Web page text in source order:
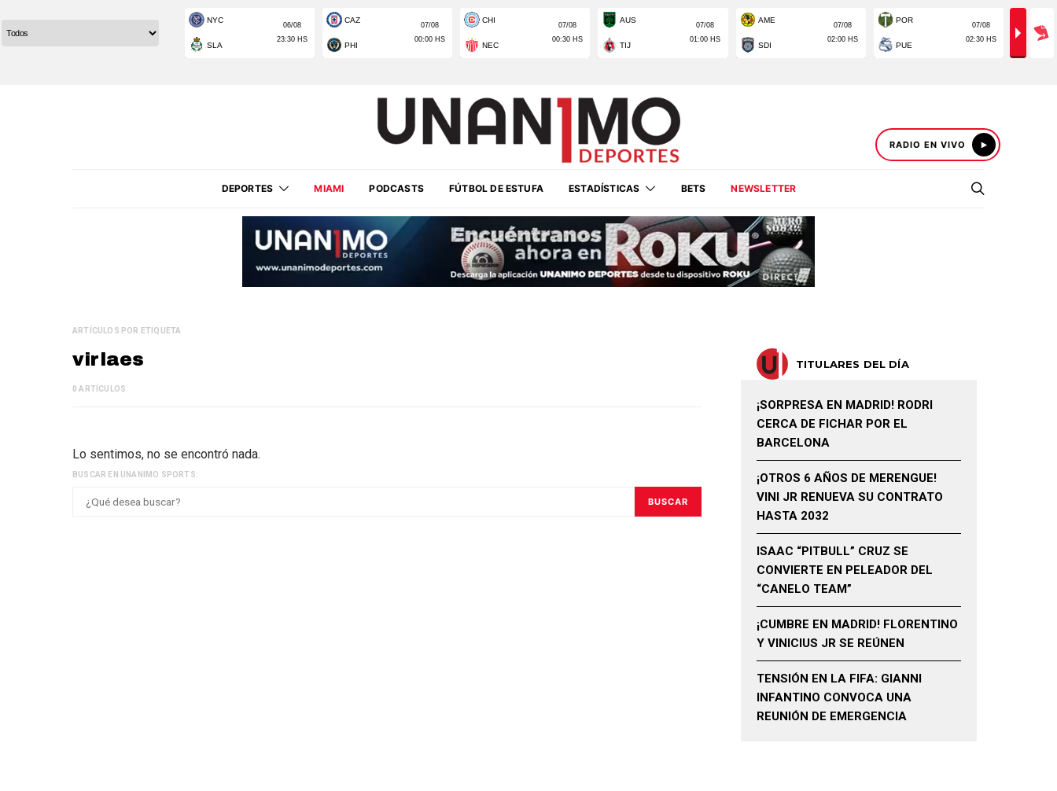
RADIO EN VIVO
DEPORTES MIAMI PODCASTS FÚTBOL DE ESTUFA ESTADÍSTICAS BETS NEWSLETTER
ARTÍCULOS POR ETIQUETA
virlaes
0 ARTÍCULOS
Lo sentimos, no se encontró nada.
BUSCAR EN UNANIMO SPORTS:
BUSCAR
TITULARES DEL DÍA
¡SORPRESA EN MADRID! RODRI
CERCA DE FICHAR POR EL
BARCELONA
¡OTROS 6 AÑOS DE MERENGUE!
VINI JR RENUEVA SU CONTRATO
HASTA 2032
ISAAC “PITBULL” CRUZ SE
CONVIERTE EN PELEADOR DEL
“CANELO TEAM”
¡CUMBRE EN MADRID! FLORENTINO
Y VINICIUS JR SE REÚNEN
TENSIÓN EN LA FIFA: GIANNI
INFANTINO CONVOCA UNA
REUNIÓN DE EMERGENCIA